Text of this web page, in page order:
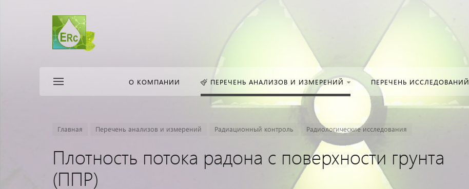
О КОМПАНИИ ПЕРЕЧЕНЬ АНАЛИЗОВ И ИЗМЕРЕНИЙ ПЕРЕЧЕНЬ ИССЛЕДОВАНИЙ
Главная Перечень анализов и измерений Радиационный контроль Радиологические исследования
Плотность потока радона с поверхности грунта
(ППР)